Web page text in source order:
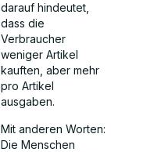
darauf hindeutet,
dass die
Verbraucher
weniger Artikel
kauften, aber mehr
pro Artikel
ausgaben.
Mit anderen Worten:
Die Menschen